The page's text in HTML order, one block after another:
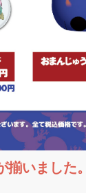
いました。